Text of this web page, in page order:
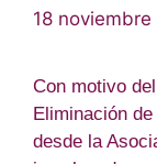
18
Con motivo
Eliminación
desde la